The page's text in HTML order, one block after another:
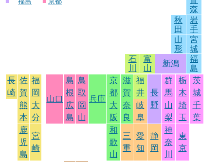
森
秋
田
岩
手
山
形
宮
城
石
川
富
山
新潟
福
島
長
崎
佐
賀
福
岡
山口
島
根
鳥
取
兵庫
京
都
滋
賀
福
井
長
野
群
馬
栃
木
茨
城
熊
本
大
分
広
島
岡
山
大
阪
奈
良
岐
阜
山
梨
埼
玉
千
葉
鹿
児
島
宮
崎
和
歌
山
三
重
愛
知
静
岡
神
奈
川
東
京